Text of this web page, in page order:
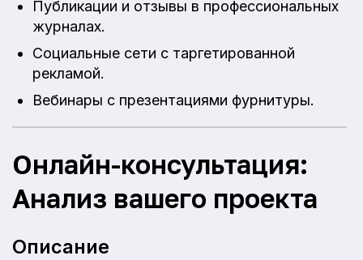
Публикации и отзывы в профессиональных
журналах.
Социальные сети с таргетированной
рекламой.
Вебинары с презентациями фурнитуры.
Онлайн-консультация:
Анализ вашего проекта
Описание